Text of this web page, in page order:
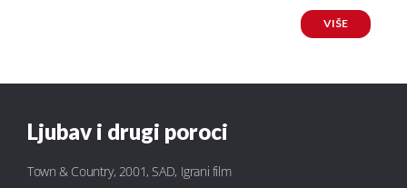
VIŠE
Ljubav i drugi poroci
Town & Country, 2001, SAD, Igrani film